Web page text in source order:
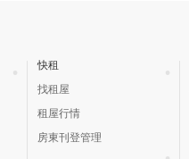
快租
找租屋
租屋行情
房東刊登管理